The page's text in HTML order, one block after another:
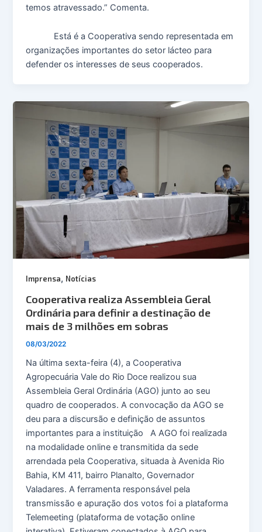
temos atravessado.” Comenta.
Está é a Cooperativa sendo representada em
organizações importantes do setor lácteo para
defender os interesses de seus cooperados.
Imprensa, Notícias
Cooperativa realiza Assembleia Geral
Ordinária para definir a destinação de
mais de 3 milhões em sobras
08/03/2022
Na última sexta-feira (4), a Cooperativa
Agropecuária Vale do Rio Doce realizou sua
Assembleia Geral Ordinária (AGO) junto ao seu
quadro de cooperados. A convocação da AGO se
deu para a discursão e definição de assuntos
importantes para a instituição A AGO foi realizada
na modalidade online e transmitida da sede
arrendada pela Cooperativa, situada à Avenida Rio
Bahia, KM 411, bairro Planalto, Governador
Valadares. A ferramenta responsável pela
transmissão e apuração dos votos foi a plataforma
Telemeeting (plataforma de votação online